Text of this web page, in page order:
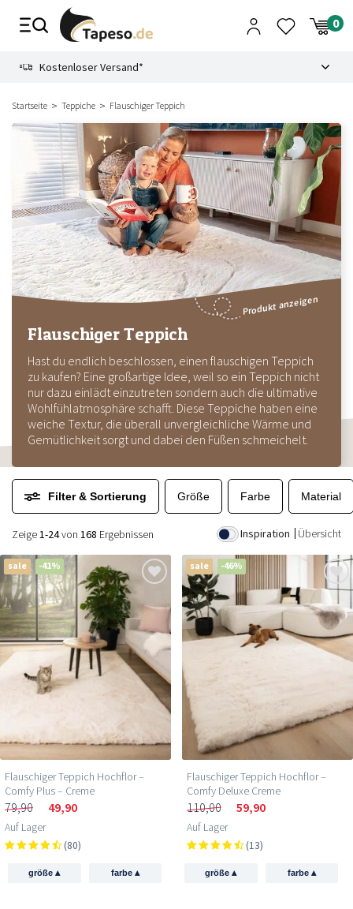
Zusammenbruch
Kostenloser Versand*
Startseite Teppiche Flauschiger Teppich
Flauschiger Teppich
Hast du endlich beschlossen, einen flauschigen Teppich
zu kaufen? Eine großartige Idee, weil so ein Teppich nicht
nur dazu einlädt einzutreten sondern auch die ultimative
Wohlfühlatmosphäre schafft. Diese Teppiche haben eine
weiche Textur, die überall unvergleichliche Wärme und
Gemütlichkeit sorgt und dabei den Füßen schmeichelt.
Produkt anzeigen
Filter & Sortierung Größe Farbe Material
Inspiration Übersicht
Zeige1-24von 168 Ergebnissen
sale -41%
Flauschiger Teppich Hochflor –
Comfy Plus – Creme
79,90 49,90
Auf Lager
(80)
größe▴ farbe ▴
sale -46%
Flauschiger Teppich Hochflor –
Comfy Deluxe Creme
110,00 59,90
Auf Lager
(13)
größe▴ farbe ▴